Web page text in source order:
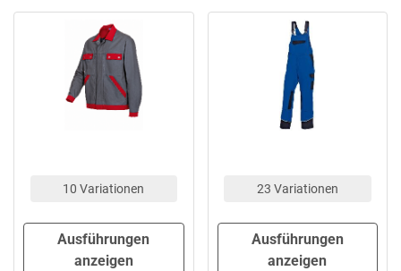
10 Variationen
Ausführungen
anzeigen
23 Variationen
Ausführungen
anzeigen